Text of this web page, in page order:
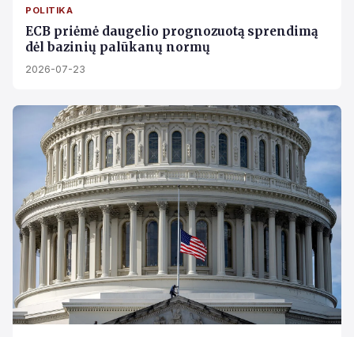
POLITIKA
ECB priėmė daugelio prognozuotą sprendimą
dėl bazinių palūkanų normų
2026-07-23